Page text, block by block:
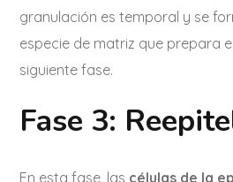
granulación es temporal y se
especie de matriz que prepara
siguiente fase.
Fase 3:
En esta fase, las células de la